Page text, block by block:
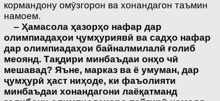
кормандону омӯзгорон ва хонандагон таъмин
намоем.
– Ҳамасола ҳазорҳо нафар дар
олимпиадаҳои ҷумҳуриявӣ ва садҳо нафар
дар олимпиадаҳои байналмилалӣ ғолиб
меоянд. Тақдири минбаъдаи онҳо чӣ
мешавад? Яъне, марказ ва ё умуман, дар
ҷумҳурӣ ҳаст ниҳоде, ки фаъолияти
минбаъдаи хонандагони лаёқатманд